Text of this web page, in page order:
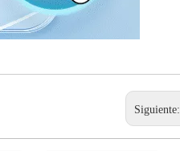
Siguiente: